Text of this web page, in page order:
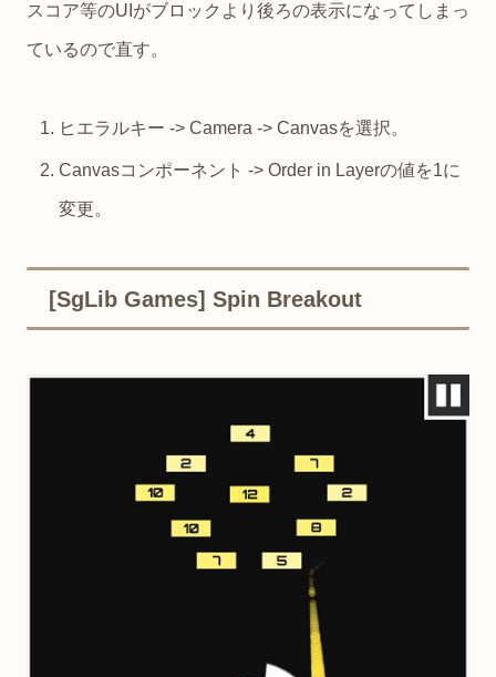
スコア等のUIがブロックより後ろの表示になってしまっ
ているので直す。
ヒエラルキー -> Camera -> Canvasを選択。
Canvasコンポーネント -> Order in Layerの値を1に
変更。
[SgLib Games] Spin Breakout